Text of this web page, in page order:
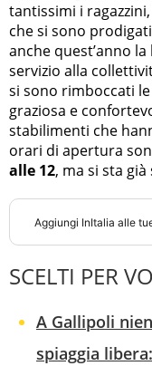
tantissimi i
che si sono
anche quest’anno
servizio alla
si sono rimboccati
graziosa e
stabilimenti che
orari di apertura
alle 12, ma si sta
Aggiungi InItalia alle
SCELTI PER
A Gallipoli
spiaggia